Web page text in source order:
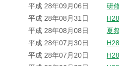
平成 28年09月06日
研
平成 28年08月31日
平成 28年08月08日
夏
平成 28年07月30日
平成 28年07月20日